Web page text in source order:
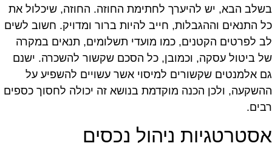
הבא, יש להיערך לחתימת החוזה. החוזה, שיכלול את
התנאים וההגבלות, חייב להיות ברור ומדויק. חשוב לשים
לפרטים הקטנים, כמו מועדי תשלומים, תנאים במקרה
ביטול עסקה, וכמובן, כל הסכם שקשור להשכרה. ישנם
אלמנטים שקשורים למיסוי אשר עשויים להשפיע על
ולכן הכנה מוקדמת בנושא זה יכולה לחסוך כספים
ניהול נכסים